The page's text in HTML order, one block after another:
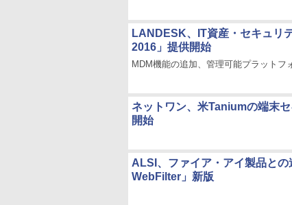
LANDESK、IT資産・セキュ
2016」提供開始
MDM機能の追加、管理可能プラットフ
ネットワン、米Taniumの端末
開始
ALSI、ファイア・アイ製品と
WebFilter」新版